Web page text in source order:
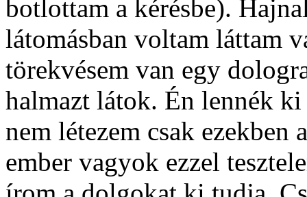
botlottam a kérésbe).
látomásban voltam láttam
törekvésem van egy
halmazt látok. Én lennék
nem létezem csak ezekben
ember vagyok ezzel